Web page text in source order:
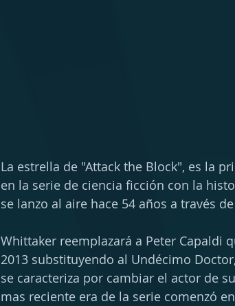
La estrella de "Attack the Block", es la
en la serie de ciencia ficción con la
se lanzo al aire hace 54 años a través
Whittaker reemplazará a Peter Capaldi
2013 substituyendo al Undécimo
se caracteriza por cambiar el actor de
mas reciente era de la serie comenzó